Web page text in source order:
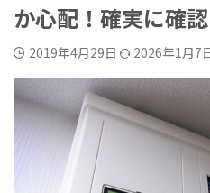
か心配！確実に確
2019年4月29日 2026年1月7